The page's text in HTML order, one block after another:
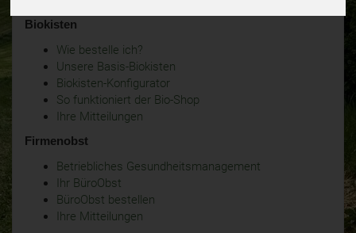
Biokisten
Wie bestelle ich?
Unsere Basis-Biokisten
Biokisten-Konfigurator
So funktioniert der Bio-Shop
Ihre Mitteilungen
Firmenobst
Betriebliches Gesundheitsmanagement
Ihr BüroObst
BüroObst bestellen
Ihre Mitteilungen